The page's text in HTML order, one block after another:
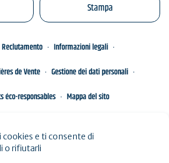
Stampa
Reclutamento
Informazioni legali
de Vente
Gestione dei dati personali
éco-responsables
Mappa del sito
e ti consente di
o rifiutarli